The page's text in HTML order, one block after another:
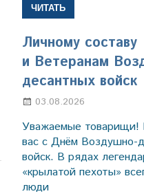
ЧИТАТЬ
Личному составу
и Ветеранам
десантных войск
03.08.2026
Уважаемые товарищи!
вас с Днём Воздушно-
войск. В рядах
«крылатой пехоты»
люди